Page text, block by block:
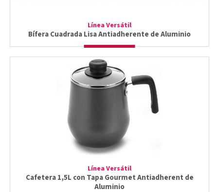
Línea Versátil
Bífera Cuadrada Lisa Antiadherente de Aluminio
Línea Versátil
Cafetera 1,5L con Tapa Gourmet Antiadherent de
Aluminio